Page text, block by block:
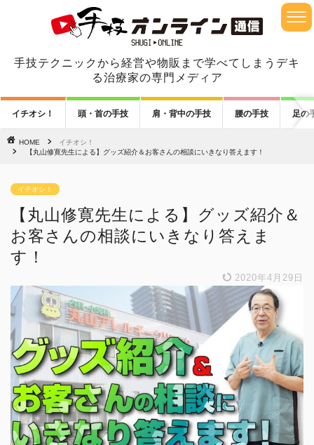
手技テクニックから経営や物販まで学べてしまうデキ
る治療家の専門メディア
イチオシ！ 頭・首の手技 肩・背中の手技 腰の手技 足の
HOME
イチオシ！
【丸山修寛先生による】グッズ紹介＆お客さんの相談にいきなり答えます！
イチオシ！
【丸山修寛先生による】グッズ紹介＆
お客さんの相談にいきなり答えま
す！
2020年4月29日